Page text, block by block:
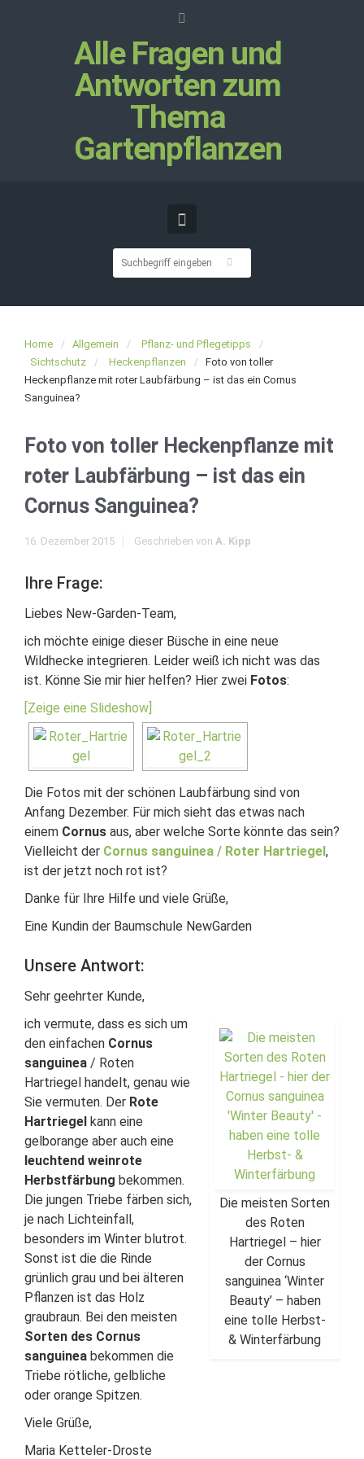
Alle Fragen und
Antworten zum
Thema
Gartenpflanzen
Home Allgemein
Pflanz- und Pflegetipps
Sichtschutz
Heckenpflanzen
Foto von toller
Heckenpflanze mit roter Laubfärbung – ist das ein Cornus
Sanguinea?
Foto von toller Heckenpflanze mit
roter Laubfärbung – ist das ein
Cornus Sanguinea?
16. Dezember 2015 Geschrieben von A. Kipp
Ihre Frage:
Liebes New-Garden-Team,
ich möchte einige dieser Büsche in eine neue
Wildhecke integrieren. Leider weiß ich nicht was das
ist. Könne Sie mir hier helfen? Hier zwei Fotos:
[Zeige eine Slideshow]
Die Fotos mit der schönen Laubfärbung sind von
Anfang Dezember. Für mich sieht das etwas nach
einem Cornus aus, aber welche Sorte könnte das sein?
Vielleicht der Cornus sanguinea / Roter Hartriegel,
ist der jetzt noch rot ist?
Danke für Ihre Hilfe und viele Grüße,
Eine Kundin der Baumschule NewGarden
Unsere Antwort:
Sehr geehrter Kunde,
Die meisten Sorten
des Roten
Hartriegel – hier
der Cornus
sanguinea ‘Winter
Beauty’ – haben
eine tolle Herbst-
& Winterfärbung
ich vermute, dass es sich um
den einfachen Cornus
sanguinea / Roten
Hartriegel handelt, genau wie
Sie vermuten. Der Rote
Hartriegel kann eine
gelborange aber auch eine
leuchtend weinrote
Herbstfärbung bekommen.
Die jungen Triebe färben sich,
je nach Lichteinfall,
besonders im Winter blutrot.
Sonst ist die die Rinde
grünlich grau und bei älteren
Pflanzen ist das Holz
graubraun. Bei den meisten
Sorten des Cornus
sanguinea bekommen die
Triebe rötliche, gelbliche
oder orange Spitzen.
Viele Grüße,
Maria Ketteler-Droste